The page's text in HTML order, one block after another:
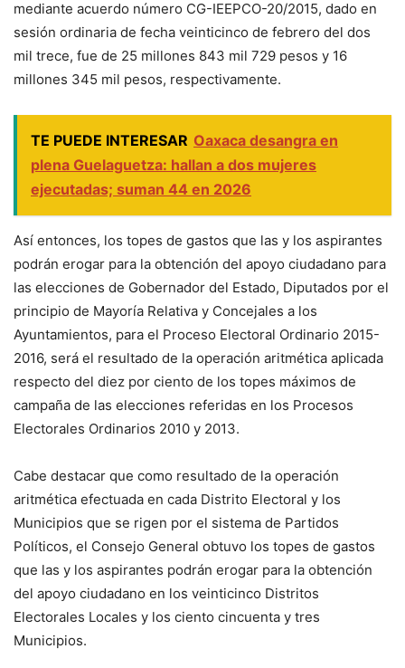
mediante acuerdo número CG-IEEPCO-20/2015, dado en
sesión ordinaria de fecha veinticinco de febrero del dos
mil trece, fue de 25 millones 843 mil 729 pesos y 16
millones 345 mil pesos, respectivamente.
TE PUEDE INTERESAR Oaxaca desangra en
plena Guelaguetza: hallan a dos mujeres
ejecutadas; suman 44 en 2026
Así entonces, los topes de gastos que las y los aspirantes
podrán erogar para la obtención del apoyo ciudadano para
las elecciones de Gobernador del Estado, Diputados por el
principio de Mayoría Relativa y Concejales a los
Ayuntamientos, para el Proceso Electoral Ordinario 2015-
2016, será el resultado de la operación aritmética aplicada
respecto del diez por ciento de los topes máximos de
campaña de las elecciones referidas en los Procesos
Electorales Ordinarios 2010 y 2013.
Cabe destacar que como resultado de la operación
aritmética efectuada en cada Distrito Electoral y los
Municipios que se rigen por el sistema de Partidos
Políticos, el Consejo General obtuvo los topes de gastos
que las y los aspirantes podrán erogar para la obtención
del apoyo ciudadano en los veinticinco Distritos
Electorales Locales y los ciento cincuenta y tres
Municipios.